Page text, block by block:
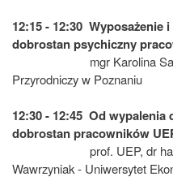
12:15 - 12:30 Wyposażenie
dobrostan psychiczny
mgr Karolina Salis-
Przyrodniczy w Poznaniu
12:30 - 12:45 Od wypalenia
dobrostan pracowników
prof. UEP, dr hab.
Wawrzyniak - Uniwersytet